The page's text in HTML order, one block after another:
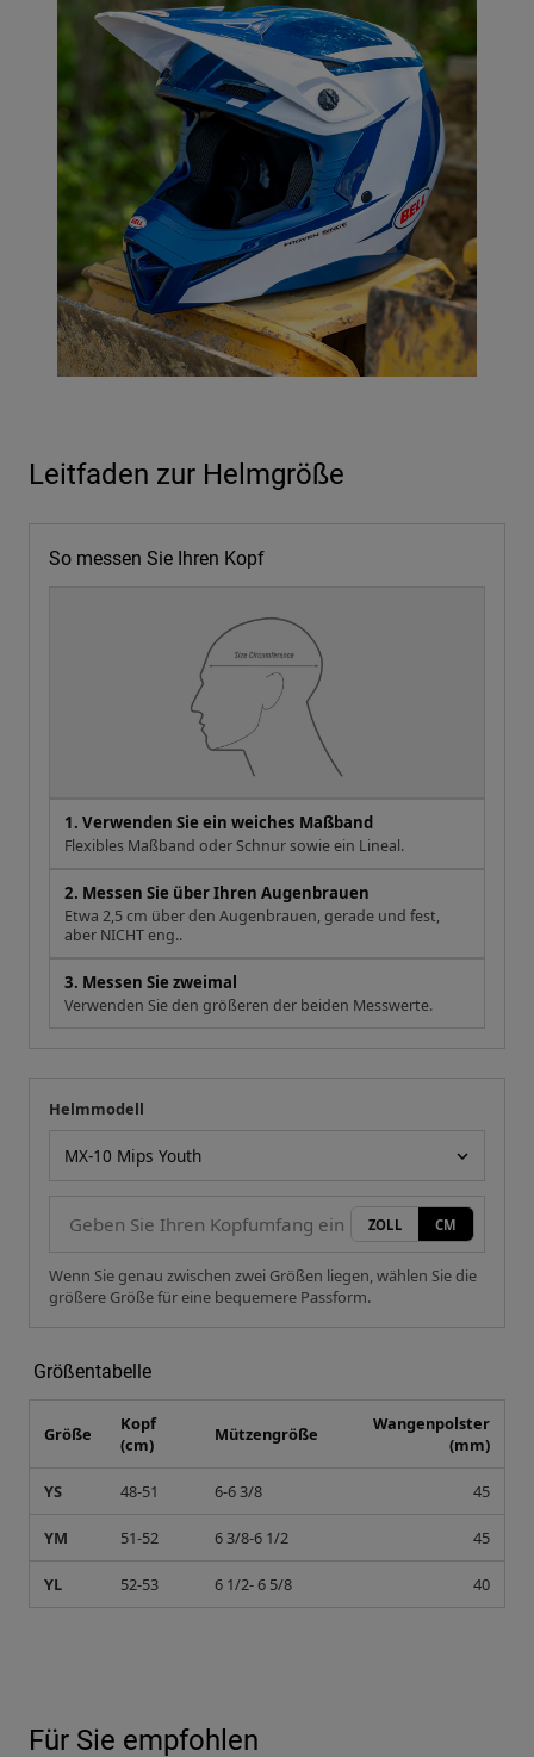
Leitfaden zur Helmgröße
So messen Sie Ihren Kopf
1. Verwenden Sie ein weiches Maßband
Flexibles Maßband oder Schnur sowie ein Lineal.
2. Messen Sie über Ihren Augenbrauen
Etwa 2,5 cm über den Augenbrauen, gerade und fest,
aber NICHT eng..
3. Messen Sie zweimal
Verwenden Sie den größeren der beiden Messwerte.
Ihre Messung
Helmmodell
ZOLL CM
Wenn Sie genau zwischen zwei Größen liegen, wählen Sie die
größere Größe für eine bequemere Passform.
Größentabelle
Größe
Kopf
(cm)
Mützengröße
Wangenpolster
(mm)
YS 48-51 6-6 3/8 45
YM 51-52 6 3/8-6 1/2 45
YL 52-53 6 1/2- 6 5/8 40
Für Sie empfohlen